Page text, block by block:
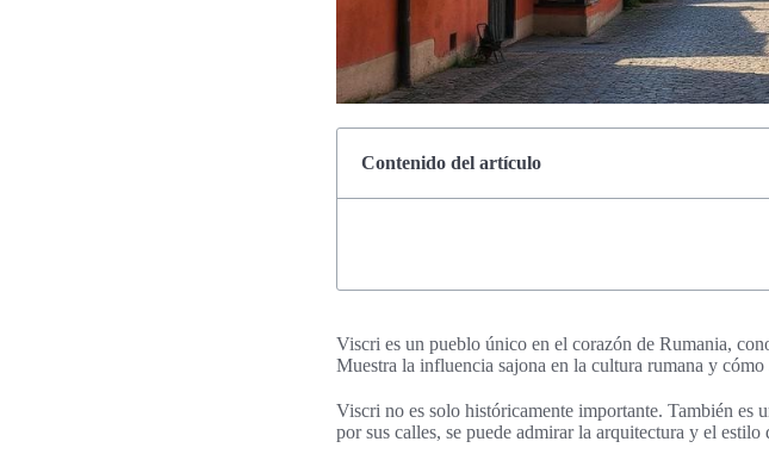
Contenido del artículo
Viscri es un pueblo único en el corazón de Rumania,
Muestra la influencia sajona en la cultura rumana y
Viscri no es solo históricamente importante. También es
por sus calles, se puede admirar la arquitectura y el estilo